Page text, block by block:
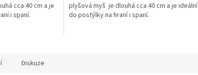
cca 40 cm a je
i spaní.
plyšová myš je dlouhá cca 40 cm a je ideální
do postýlky na hraní i spaní.
Diskuze